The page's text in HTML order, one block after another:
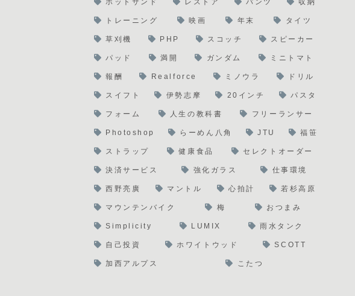
ホットサンド レストア パンツ 収納
トレーニング 映画 年末 タイツ
草刈機 PHP スコッチ スピーカー
パッド 満開 ガンダム ミニトマト
報酬 Realforce ミノウラ ドリル
スイフト 伊勢志摩 20インチ パスタ
フォーム 人生の教科書 フリーランサー
Photoshop らーめん八角 JTU 福笹
ストラップ 健康食品 セレクトオーダー
決済サービス 強化ガラス 仕事環境
西野亮廣 マントル 心拍計 若杉高原
マウンテンバイク 梅 おつまみ
Simplicity LUMIX 雨水タンク
自己投資 ホワイトウッド SCOTT
加西アルプス こたつ